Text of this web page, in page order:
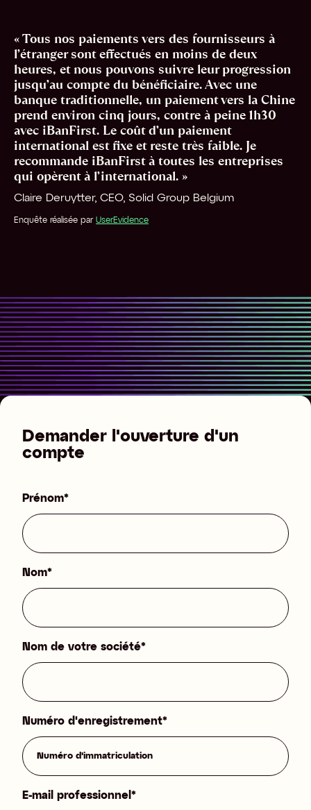
« Tous nos paiements vers des fournisseurs à
l’étranger sont effectués en moins de deux
heures, et nous pouvons suivre leur progression
jusqu’au compte du bénéficiaire. Avec une
banque traditionnelle, un paiement vers la Chine
prend environ cinq jours, contre à peine 1h30
avec iBanFirst. Le coût d’un paiement
international est fixe et reste très faible. Je
recommande iBanFirst à toutes les entreprises
qui opèrent à l’international. »
Claire Deruytter, CEO, Solid Group Belgium
Enquête réalisée par UserEvidence
Demander l'ouverture d'un
compte
Prénom*
Nom*
Nom de votre société*
Numéro d'enregistrement*
E-mail professionnel *